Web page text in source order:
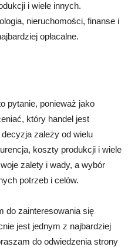
i wiele innych.
nieruchomości, finanse i
opłacalne.
pytanie, ponieważ jako
który handel jest
decyzja zależy od wielu
koszty produkcji i wiele
zalety i wady, a wybór
potrzeb i celów.
do zainteresowania się
jest jednym z najbardziej
do odwiedzenia strony